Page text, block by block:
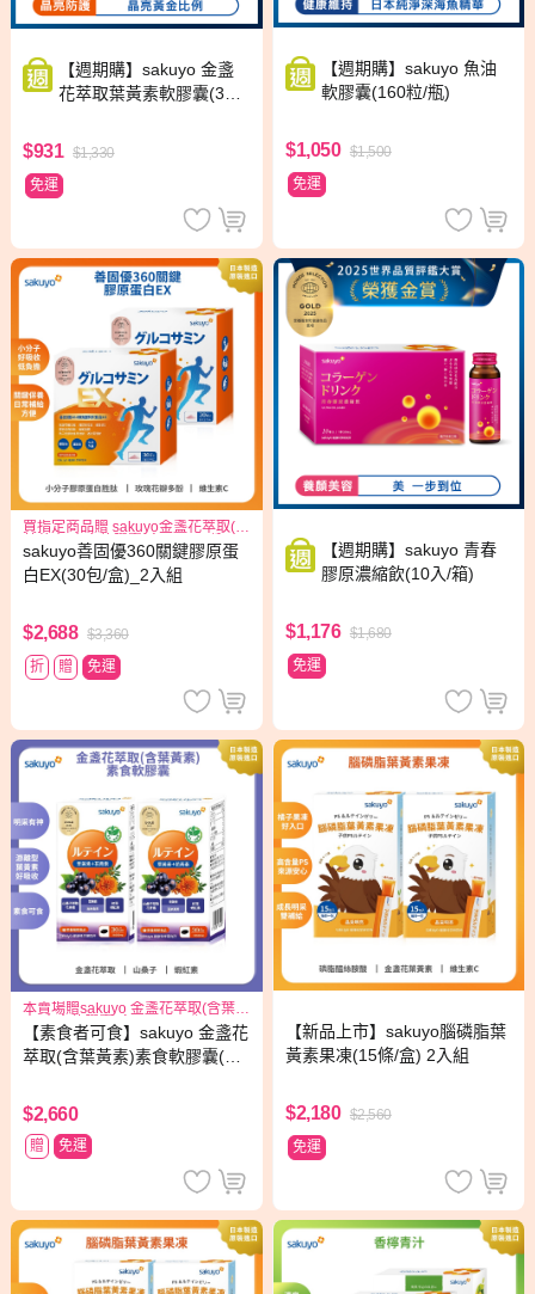
【週期購】sakuyo 金盞
花萃取葉黃素軟膠囊(30
$931 $1,330
免運
【週期購】sakuyo 魚油
軟膠囊(160粒/瓶)
$1,050 $1,500
免運
買指定商品贈 sakuyo金盞花萃取(含
葉黃素)素食軟膠囊(食品)三日份
sakuyo善固優360關鍵膠原蛋
白EX(30包/盒)_2入組
$2,688 $3,360
折
贈 免運
【週期購】sakuyo 青春
膠原濃縮飲(10入/箱)
$1,176 $1,680
免運
本賣場贈sakuyo 金盞花萃取(含葉黃
素)素食軟膠囊(食品)(30顆/瓶)*1
【素食者可食】sakuyo 金盞花
萃取(含葉黃素)素食軟膠囊(食
$2,660
贈 免運
【新品上市】sakuyo腦磷脂葉
黃素果凍(15條/盒) 2入組
$2,180 $2,560
免運